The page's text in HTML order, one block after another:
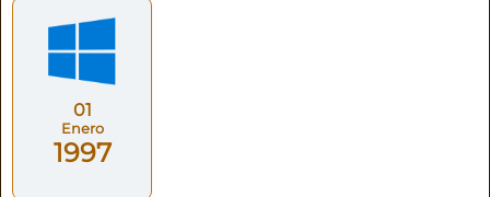
01
Enero
1997